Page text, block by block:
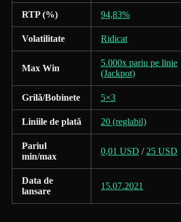
RTP (%) 94,83%
Volatilitate Ridicat
Max Win
5.000x pariu pe linie
(Jackpot)
Grilă/Bobinete 5×3
Liniile de plată 20 (reglabil)
Pariul
min/max
0,01 USD / 25 USD
Data de
lansare
15.07.2021